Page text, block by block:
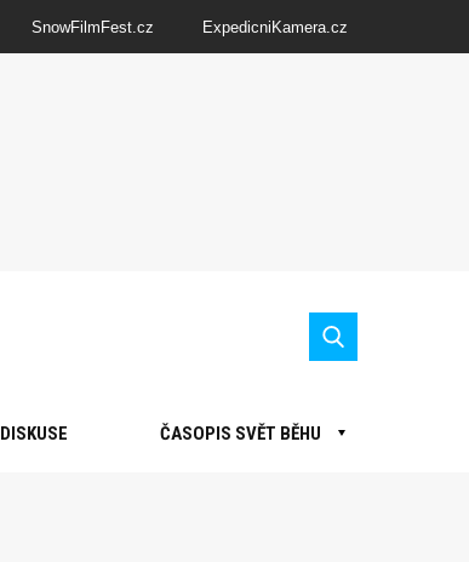
SnowFilmFest.cz ExpedicniKamera.cz
DISKUSE ČASOPIS SVĚT BĚHU